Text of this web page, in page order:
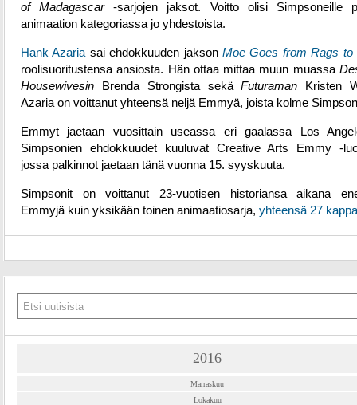
of Madagascar-sarjojen jaksot. Voitto olisi Simpsoneille
animaation kategoriassa jo yhdestoista.
Hank Azaria sai ehdokkuuden jaksonMoe Goes from Rags to
roolisuoritustensa ansiosta. Hän ottaa mittaa muun muassa
Housewivesin Brenda Strongista sekäFuturaman Kristen
Azaria on voittanut yhteensä neljä Emmyä, joista kolme
Emmyt jaetaan vuosittain useassa eri gaalassa Los
Simpsonien ehdokkuudet kuuluvat Creative Arts Emmy -
jossa palkinnot jaetaan tänä vuonna 15. syyskuuta.
Simpsonit on voittanut 23-vuotisen historiansa aikana
Emmyjä kuin yksikään toinen animaatiosarja, yhteensä 27
2016
Marraskuu
Lokakuu